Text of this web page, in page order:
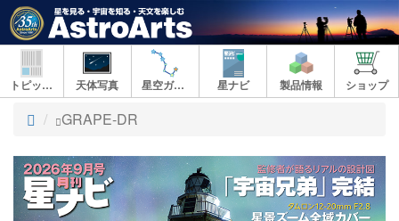
トピックス 天体写真 星空ガイド 星ナビ 製品情報 ショップ
ト
プ
GRAPE-DR